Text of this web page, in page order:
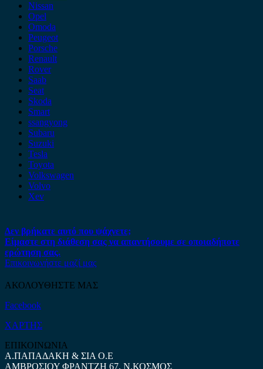
Nissan
Opel
Omoda
Peugeot
Porsche
Renault
Rover
Saab
Seat
Skoda
Smart
ssangyong
Subaru
Suzuki
Tesla
Toyota
Volkswagen
Volvo
Xev
Δεν βρήκατε αυτό που ψάχνετε;
Είμαστε στη διάθεση σας να απαντήσουμε σε οποιαδήποτε
ερώτηση σας.
Επικοινωνήστε μαζί μας
ΑΚΟΛΟΥΘΗΣΤΕ ΜΑΣ
Facebook
ΧΑΡΤΗΣ
ΕΠΙΚΟΙΝΩΝΙΑ
Α.ΠΑΠΑΔΑΚΗ & ΣΙΑ Ο.Ε
ΑΜΒΡΟΣΙΟΥ ΦΡΑΝΤΖΗ 67, Ν.ΚΟΣΜΟΣ